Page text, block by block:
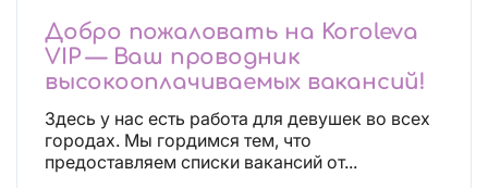
Добро пожаловать на Koroleva
VIP — Ваш проводник
высокооплачиваемых вакансий!
Здесь у нас есть работа для девушек во всех
городах. Мы гордимся тем, что
предоставляем списки вакансий от...